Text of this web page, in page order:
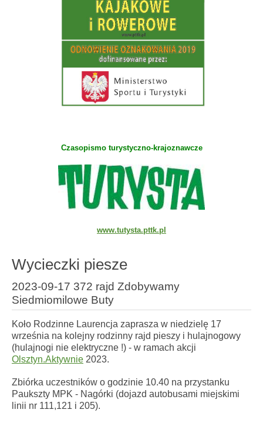
Czasopismo turystyczno-krajoznawcze
www.tutysta.pttk.pl
Wycieczki piesze
2023-09-17 372 rajd Zdobywamy
Siedmiomilowe Buty
Koło Rodzinne Laurencja zaprasza w niedzielę 17
września na kolejny rodzinny rajd pieszy i hulajnogowy
(hulajnogi nie elektryczne !) - w ramach akcji
Olsztyn.Aktywnie 2023.
Zbiórka uczestników o godzinie 10.40 na przystanku
Paukszty MPK - Nagórki (dojazd autobusami miejskimi
linii nr 111,121 i 205).